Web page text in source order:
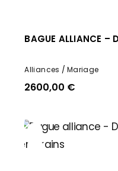
BAGUE ALLIANCE –
Alliances Mariage
2600,00 €